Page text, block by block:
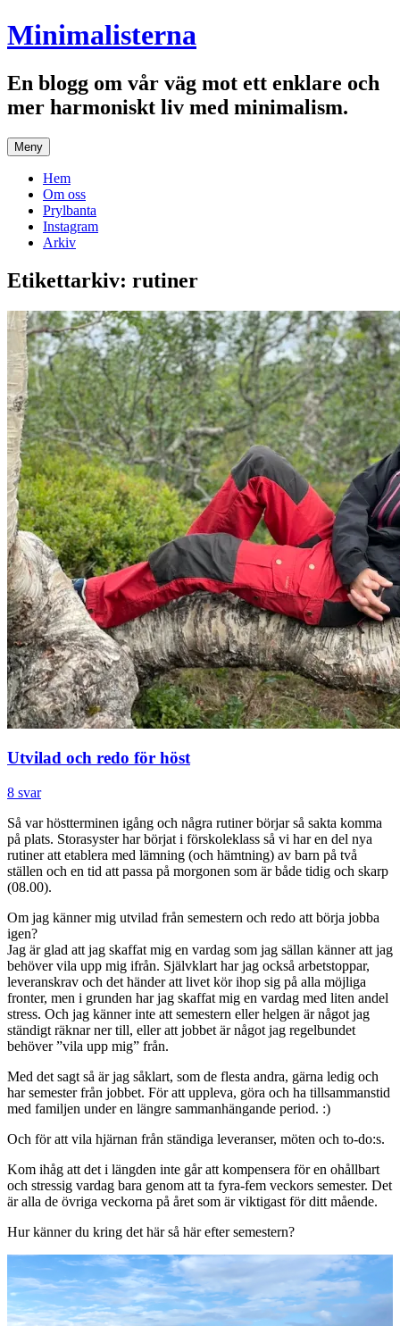
Hoppa
till
Minimalisterna
En blogg om vår väg mot ett enklare och
mer harmoniskt liv med minimalism.
Meny
Hem
Om oss
Prylbanta
Instagram
Arkiv
Etikettarkiv: rutiner
Utvilad och redo för höst
8 svar
Så var höstterminen igång och några rutiner börjar så sakta komma
på plats. Storasyster har börjat i förskoleklass så vi har en del nya
rutiner att etablera med lämning (och hämtning) av barn på två
ställen och en tid att passa på morgonen som är både tidig och skarp
(08.00).
Om jag känner mig utvilad från semestern och redo att börja jobba
igen?
Jag är glad att jag skaffat mig en vardag som jag sällan känner att jag
behöver vila upp mig ifrån. Självklart har jag också arbetstoppar,
leveranskrav och det händer att livet kör ihop sig på alla möjliga
fronter, men i grunden har jag skaffat mig en vardag med liten andel
stress. Och jag känner inte att semestern eller helgen är något jag
ständigt räknar ner till, eller att jobbet är något jag regelbundet
behöver ”vila upp mig” från.
Med det sagt så är jag såklart, som de flesta andra, gärna ledig och
har semester från jobbet. För att uppleva, göra och ha tillsammanstid
med familjen under en längre sammanhängande period. :)
Och för att vila hjärnan från ständiga leveranser, möten och to-do:s.
Kom ihåg att det i längden inte går att kompensera för en ohållbart
och stressig vardag bara genom att ta fyra-fem veckors semester. Det
är alla de övriga veckorna på året som är viktigast för ditt mående.
Hur känner du kring det här så här efter semestern?